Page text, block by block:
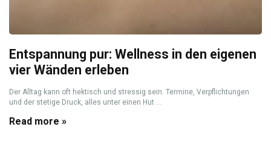
Entspannung pur: Wellness in den eigenen
vier Wänden erleben
Der Alltag kann oft hektisch und stressig sein. Termine, Verpflichtungen
und der stetige Druck, alles unter einen Hut ...
Read more »